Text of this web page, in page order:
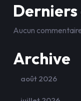
Aucun
Archive
août 2026